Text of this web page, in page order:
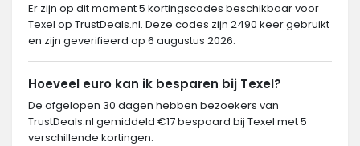
Er zijn op dit moment 5 kortingscodes beschikbaar voor
Texel op TrustDeals.nl. Deze codes zijn 2490 keer gebruikt
en zijn geverifieerd op 6 augustus 2026.
Hoeveel euro kan ik besparen bij Texel?
De afgelopen 30 dagen hebben bezoekers van
TrustDeals.nl gemiddeld €17 bespaard bij Texel met 5
verschillende kortingen.